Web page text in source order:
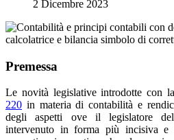
2 Dicembre 2023
Premessa
Le novità legislative introdotte con la
220 in materia di contabilità e
degli aspetti ove il legislatore
intervenuto in forma più incisiva e